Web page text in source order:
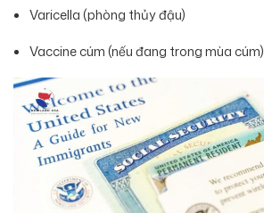
Varicella (phòng thủy đậu)
Vaccine cúm (nếu đang trong mùa cúm)